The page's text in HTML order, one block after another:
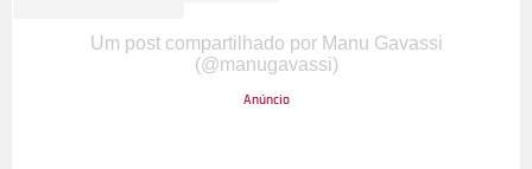
Um post compartilhado por Manu Gavassi
(@manugavassi)